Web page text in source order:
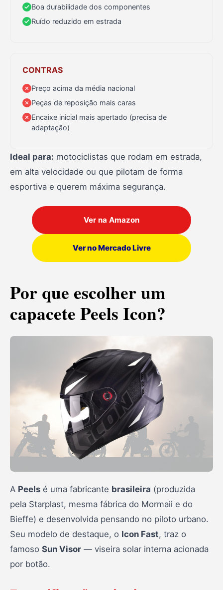
Boa durabilidade dos componentes
Ruído reduzido em estrada
CONTRAS
Preço acima da média nacional
Peças de reposição mais caras
Encaixe inicial mais apertado (precisa de
adaptação)
Ideal para: motociclistas que rodam em estrada,
em alta velocidade ou que pilotam de forma
esportiva e querem máxima segurança.
Ver na Amazon
Ver no Mercado Livre
Por que escolher um
capacete Peels Icon?
A Peels é uma fabricante brasileira (produzida
pela Starplast, mesma fábrica do Mormaii e do
Bieffe) e desenvolvida pensando no piloto urbano.
Seu modelo de destaque, o Icon Fast, traz o
famoso Sun Visor — viseira solar interna acionada
por botão.